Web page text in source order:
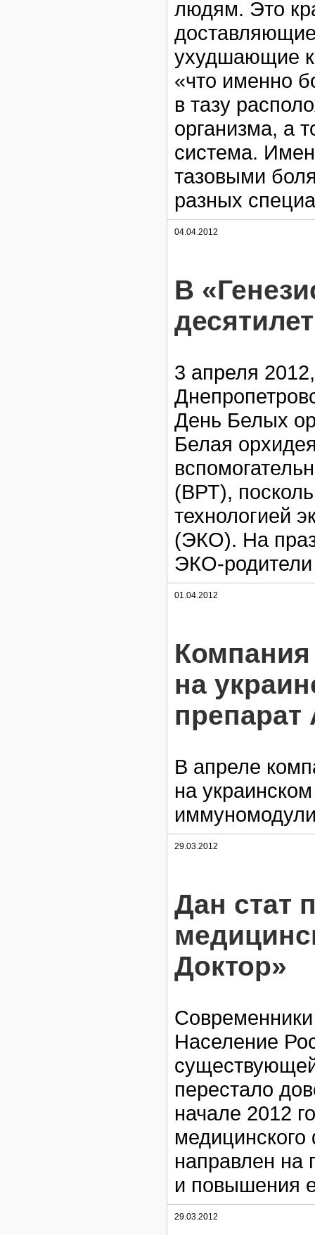
людям. Это
ухудшающие
«что именно
в тазу
организма, а
система.
тазовыми
разных
04.04.2012
В
3 апреля
День Белых
Белая
(ВРТ),
технологией
(ЭКО). На
ЭКО-
01.04.2012
на
В апреле
на
29.03.2012
Дан стат
Доктор»
Современники
Население
перестало
начале 2012
направлен на
и повышения
29.03.2012